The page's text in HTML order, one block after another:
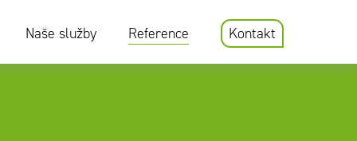
Naše služby Reference Kontakt